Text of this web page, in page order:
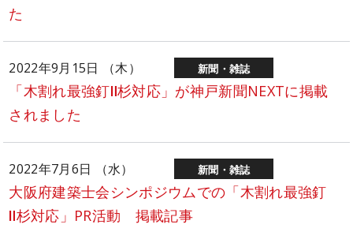
た
2022年9月15日 （木） 新聞・雑誌
「木割れ最強釘Ⅱ杉対応」が神戸新聞NEXTに掲載
されました
2022年7月6日 （水） 新聞・雑誌
大阪府建築士会シンポジウムでの「木割れ最強釘
Ⅱ杉対応」PR活動 掲載記事